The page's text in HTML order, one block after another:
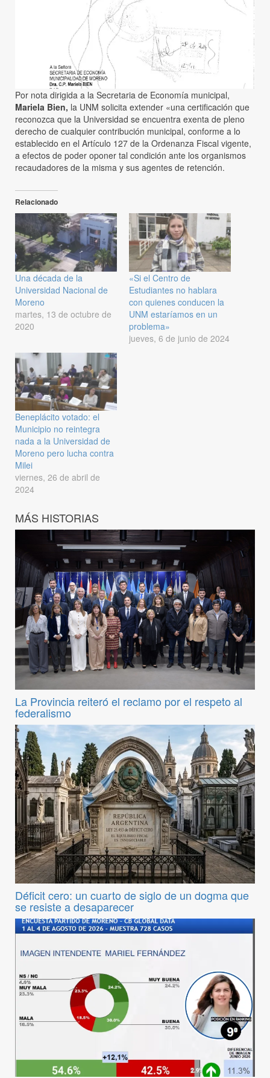
Por nota dirigida a la Secretaria de Economía municipal,
Mariela Bien, la UNM solicita extender «una certificación que
reconozca que la Universidad se encuentra exenta de pleno
derecho de cualquier contribución municipal, conforme a lo
establecido en el Artículo 127 de la Ordenanza Fiscal vigente,
a efectos de poder oponer tal condición ante los organismos
recaudadores de la misma y sus agentes de retención.
Relacionado
Una década de la
Universidad Nacional de
Moreno
martes, 13 de octubre de
2020
«Si el Centro de
Estudiantes no hablara
con quienes conducen la
UNM estaríamos en un
problema»
jueves, 6 de junio de 2024
Beneplácito votado: el
Municipio no reintegra
nada a la Universidad de
Moreno pero lucha contra
Milei
viernes, 26 de abril de
2024
MÁS HISTORIAS
La Provincia reiteró el reclamo por el respeto al
federalismo
Déficit cero: un cuarto de siglo de un dogma que
se resiste a desaparecer